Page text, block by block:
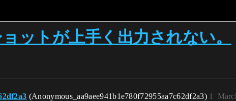
ットが上手く出力されない。
(Anonymous_aa9aee941b1e780f72955aa7c62df2a3) 1